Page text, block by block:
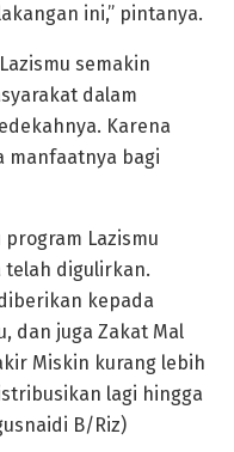
ini,” pintanya.
semakin
dalam
Karena
manfaatnya bagi
Lazismu
telah digulirkan.
kepada
dan juga Zakat Mal
Miskin kurang lebih
lagi hingga
B/Riz)